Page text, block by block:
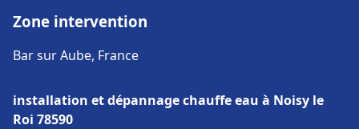
Zone intervention
Bar sur Aube, France
installation et dépannage chauffe eau à Noisy le
Roi 78590